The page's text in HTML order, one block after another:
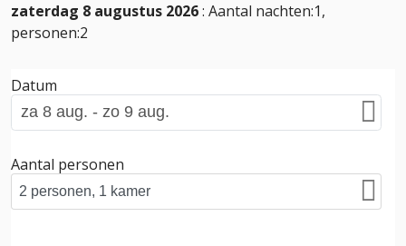
zaterdag 8 augustus 2026: Aantal nachten:1,
personen:2
Datum
Aantal personen